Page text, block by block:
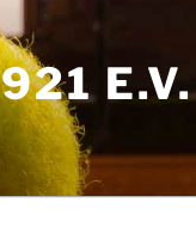
E.V.